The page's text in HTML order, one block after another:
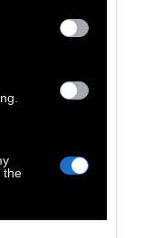
the
αδερφός
ο
του
ναυτικός.
όπου πρώτα
πλοία και
Στα 1886,
και το